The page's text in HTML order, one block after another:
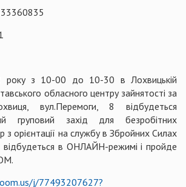
з 10-00 до 10-30 в Лохвицькій
обласного центру зайнятості за
вул.Перемоги, 8 відбудеться
груповий захід для безробітних
з орієнтації на службу в Збройних Силах
відбудеться в ОНЛАЙН-режимі і пройде
j/77493207627?